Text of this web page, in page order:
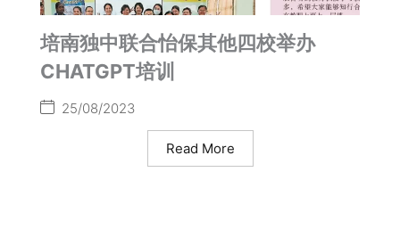
培南独中联合怡保其他四校举办
CHATGPT培训
25/08/2023
Read More